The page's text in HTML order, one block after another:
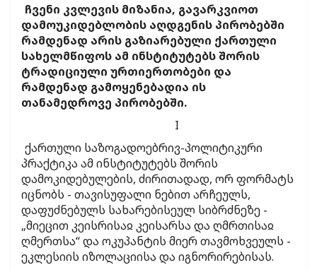
ჩვენი კვლევის მიზანია, გავარკვიოთ
დამოუკიდებლობის აღდგენის პირობებში
რამდენად არის გაზიარებული ქართული
სახელმწიფოს ამ ინსტიტუტებს შორის
ტრადიციული ურთიერთობები და
რამდენად გამოყენებადია ის
თანამედროვე პირობებში.
I
ქართული საზოგადოებრივ-პოლიტიკური
პრაქტიკა ამ ინსტიტუტებს შორის
დამოკიდებულების, ძირითადად, ორ ფორმატს
იცნობს - თავისუფალი ნებით არჩეულს,
დაფუძნებულს სახარებისეულ სიბრძნეზე -
„მიეცით კეისრისაჲ კეისარსა და ღმრთისაჲ
ღმერთსა“ და ოკუპანტის მიერ თავმოხვეულს -
ეკლესიის იზოლაციისა და იგნორირებისას.